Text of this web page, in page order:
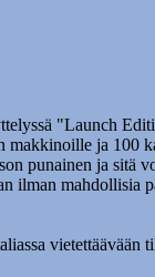
"Launch
ja 100
punainen ja sitä
ilman mahdollisia
vietettäävään